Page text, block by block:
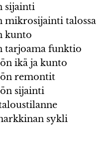
sijainti
mikrosijainti talossa
kunto
tarjoama funktio
ikä ja kunto
remontit
sijainti
sykli